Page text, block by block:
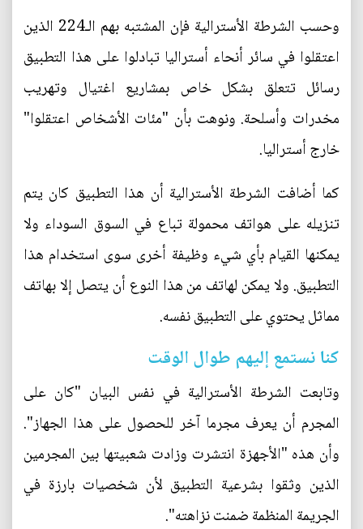
وحسب الشرطة الأسترالية فإن المشتبه بهم الـ224 الذين
اعتقلوا في سائر أنحاء أستراليا تبادلوا على هذا التطبيق
رسائل تتعلق بشكل خاص بمشاريع اغتيال وتهريب
مخدرات وأسلحة. ونوهت بأن "مئات الأشخاص اعتقلوا"
خارج أستراليا.
كما أضافت الشرطة الأسترالية أن هذا التطبيق كان يتم
تنزيله على هواتف محمولة تباع في السوق السوداء ولا
يمكنها القيام بأي شيء وظيفة أخرى سوى استخدام هذا
التطبيق. ولا يمكن لهاتف من هذا النوع أن يتصل إلا بهاتف
مماثل يحتوي على التطبيق نفسه.
كنا نستمع إليهم طوال الوقت
وتابعت الشرطة الأسترالية في نفس البيان "كان على
المجرم أن يعرف مجرما آخر للحصول على هذا الجهاز".
وأن هذه "الأجهزة انتشرت وزادت شعبيتها بين المجرمين
الذين وثقوا بشرعية التطبيق لأن شخصيات بارزة في
الجريمة المنظمة ضمنت نزاهته".